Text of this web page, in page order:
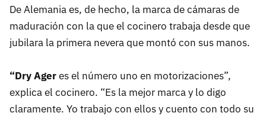
De Alemania es, de hecho, la marca de cámaras de
maduración con la que el cocinero trabaja desde que
jubilara la primera nevera que montó con sus manos.
“Dry Ageres el número uno en motorizaciones”,
explica el cocinero. “Es la mejor marca y lo digo
claramente. Yo trabajo con ellos y cuento con todo su